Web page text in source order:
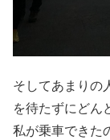
そしてあまりの
を待たずにどん
私が乗車できた